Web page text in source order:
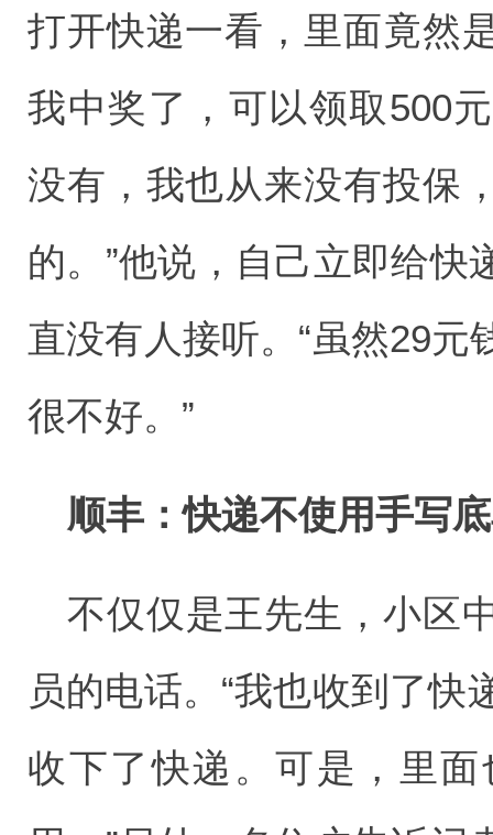
打开快递一看，里面竟然
我中奖了，可以领取500
没有，我也从来没有投保
的。”他说，自己立即给快
直没有人接听。“虽然29
很不好。”
顺丰：快递不使用手写
不仅仅是王先生，小区
员的电话。“我也收到了快
收下了快递。可是，里